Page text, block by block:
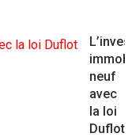
neuf
avec
la loi
Duflot